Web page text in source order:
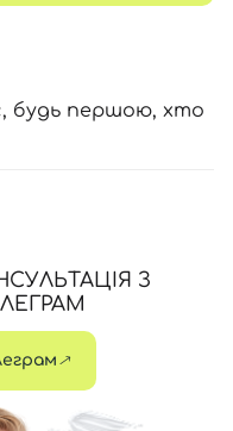
будь першою, хто
З